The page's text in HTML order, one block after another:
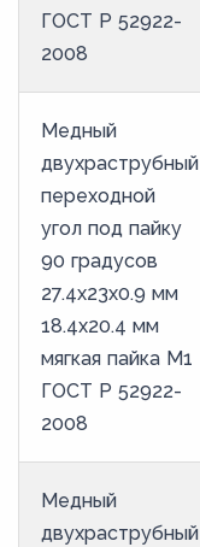
ГОСТ Р 52922-
2008
Медный
двухраструбный
переходной
угол под пайку
90 градусов
27.4х23х0.9 мм
18.4х20.4 мм
мягкая пайка М1
ГОСТ Р 52922-
2008
Медный
двухраструбный